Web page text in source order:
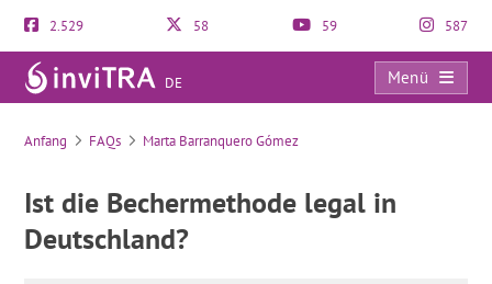
2.529 58 59 587
DE
Menü
FAQs
Anfang FAQs Marta Barranquero Gómez
Ist die Bechermethode legal in
Deutschland?